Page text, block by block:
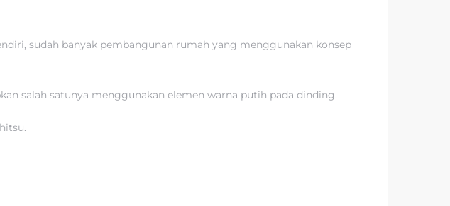
sudah banyak pembangunan rumah yang menggunakan konsep
salah satunya menggunakan elemen warna putih pada dinding.